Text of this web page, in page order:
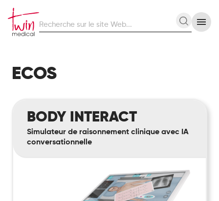
sur
ECOS
Interact
BODY INTERACT
Simulateur de raisonnement clinique avec IA
conversationnelle